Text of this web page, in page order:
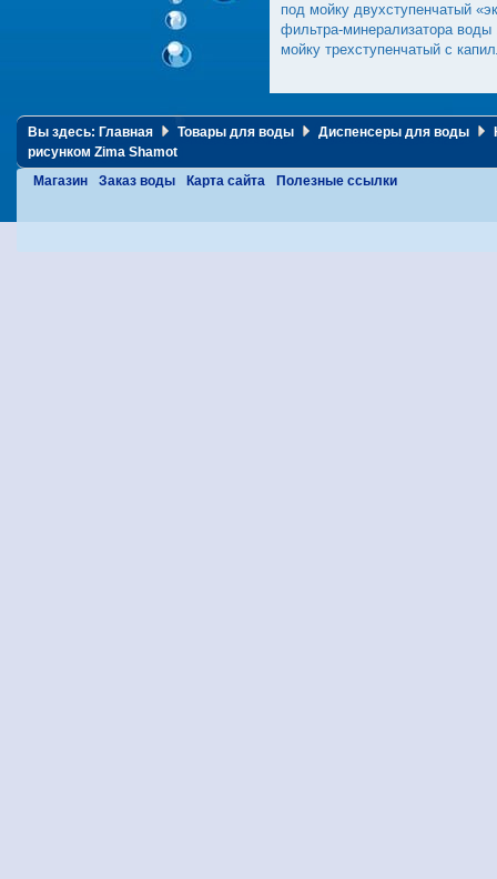
под мойку двухступенчатый
фильтра-минерализатора воды
мойку трехступенчатый с
Вы здесь: Главная Товары для воды Диспенсеры для воды
рисунком Zima Shamot
Магазин
Заказ воды Карта сайта Полезные ссылки